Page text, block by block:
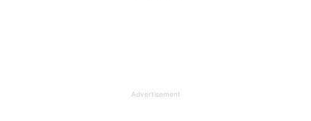
Advertisement